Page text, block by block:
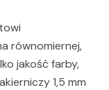
równomiernej,
jakość farby,
1,5 mm